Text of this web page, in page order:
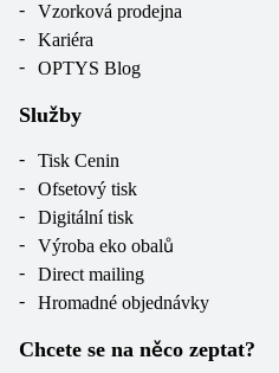
Vzorková prodejna
Kariéra
OPTYS Blog
Služby
Tisk Cenin
Ofsetový tisk
Digitální tisk
Výroba eko obalů
Direct mailing
Hromadné objednávky
Chcete se na něco zeptat?